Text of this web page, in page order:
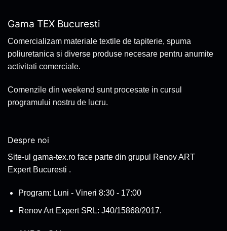
Gama TEX Bucuresti
Comercializam materiale textile de tapiterie, spuma
poliuretanica si diverse produse necesare pentru anumite
activitati comerciale.
Comenzile din weekend sunt procesate in cursul
programului nostru de lucru.
Despre noi
Site-ul gama-tex.ro face parte din grupul Renov ART
Expert Bucuresti .
Program: Luni - Vineri 8:30 - 17:00
Renov Art Expert SRL: J40/15868/2017.